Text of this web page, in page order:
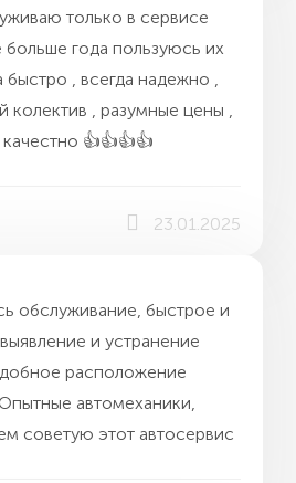
только в сервисе
года пользуюсь их
быстро , всегда надежно ,
колектив , разумные цены ,
👍👍👍👍
23.01.2025
обслуживание, быстрое и
и устранение
расположение
автомеханики,
советую этот автосервис